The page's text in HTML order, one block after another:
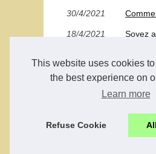
This website uses cookies
the best experience on
Learn more
Refuse Cookie
30/4/2021
18/4/2021 Soyez
11/10/2020 Les
09/10/2020
Les